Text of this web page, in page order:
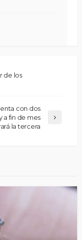
de los
con dos
a fin de mes
la tercera